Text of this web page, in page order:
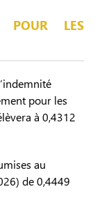
POUR LES
pour les
à 0,4312
au
de 0,4449